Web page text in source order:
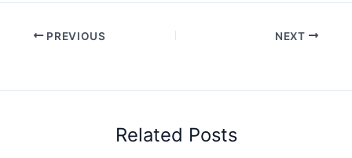
PREVIOUS NEXT
Related Posts